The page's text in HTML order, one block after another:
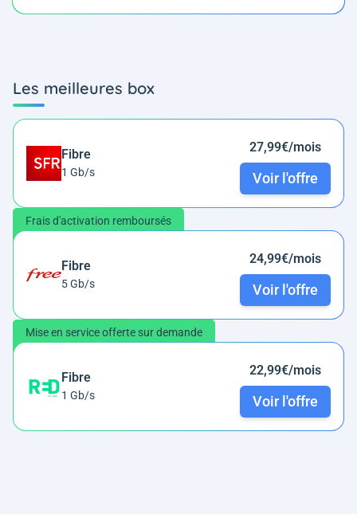
Les meilleures box
Fibre
1 Gb/s
27,99€/mois
Voir l'offre
Frais d'activation remboursés
Fibre
5 Gb/s
24,99€/mois
Voir l'offre
Mise en service offerte sur demande
Fibre
1 Gb/s
22,99€/mois
Voir l'offre